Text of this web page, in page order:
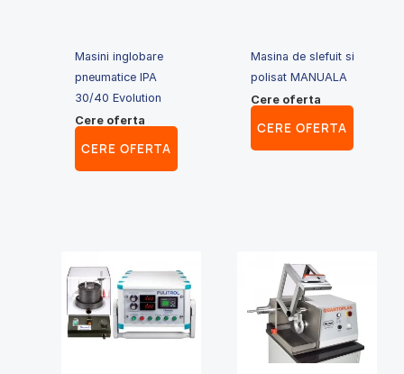
Masini inglobare
pneumatice IPA
30/40 Evolution
Cere oferta
CERE OFERTA
Masina de slefuit si
polisat MANUALA
Cere oferta
CERE OFERTA